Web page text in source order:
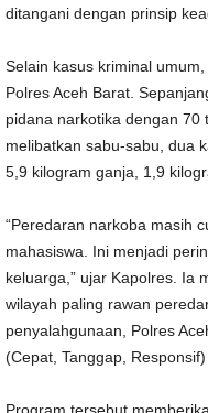
ditangani dengan prinsip
Selain kasus kriminal
Polres Aceh Barat.
pidana narkotika dengan 70
melibatkan sabu-sabu, dua
5,9 kilogram ganja, 1,9
“Peredaran narkoba masih
mahasiswa. Ini menjadi
keluarga,” ujar Kapolres. Ia
wilayah paling rawan
penyalahgunaan, Polres
(Cepat, Tanggap,